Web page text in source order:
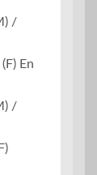
/
En
/